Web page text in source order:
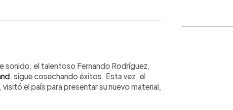
el talentoso Fernando Rodríguez,
, sigue cosechando éxitos. Esta vez, el
el país para presentar su nuevo material,